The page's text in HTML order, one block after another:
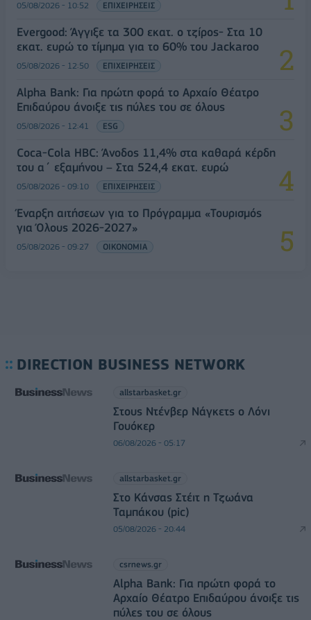
05/08/2026 - 10:52 ΕΠΙΧΕΙΡΗΣΕΙΣ
Evergood: Άγγιξε τα 300 εκατ. ο τζίρος- Στα 10
εκατ. ευρώ το τίμημα για το 60% του Jackaroo
05/08/2026 - 12:50 ΕΠΙΧΕΙΡΗΣΕΙΣ
Alpha Bank: Για πρώτη φορά το Αρχαίο Θέατρο
Επιδαύρου άνοιξε τις πύλες του σε όλους
05/08/2026 - 12:41 ESG
Coca-Cola HBC: Άνοδος 11,4% στα καθαρά κέρδη
του α΄ εξαμήνου – Στα 524,4 εκατ. ευρώ
05/08/2026 - 09:10 ΕΠΙΧΕΙΡΗΣΕΙΣ
Έναρξη αιτήσεων για το Πρόγραμμα «Τουρισμός
για Όλους 2026-2027»
05/08/2026 - 09:27 ΟΙΚΟΝΟΜΙΑ
DIRECTION BUSINESS NETWORK
allstarbasket.gr
Στους Ντένβερ Νάγκετς ο Λόνι
Γουόκερ
06/08/2026 - 05:17
allstarbasket.gr
Στο Κάνσας Στέιτ η Τζωάνα
Ταμπάκου (pic)
05/08/2026 - 20:44
csrnews.gr
Alpha Bank: Για πρώτη φορά το
Αρχαίο Θέατρο Επιδαύρου άνοιξε τις
πύλες του σε όλους